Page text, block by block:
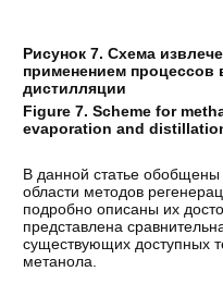
Рисунок 7. Схема
применением процессов
дистилляции
Figure 7. Scheme for
evaporation and
В данной статье обобщены
области методов
подробно описаны их
представлена
существующих доступных
метанола.